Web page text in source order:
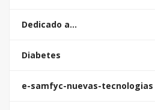
Dedicado a…
Diabetes
e-samfyc-nuevas-tecnologias